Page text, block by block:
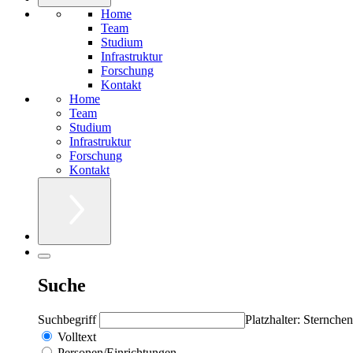
Home
Team
Studium
Infrastruktur
Forschung
Kontakt
Home
Team
Studium
Infrastruktur
Forschung
Kontakt
Suche
Suchbegriff
Platzhalter:
Volltext